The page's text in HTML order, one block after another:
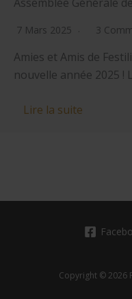
7 Mars 2025 3
Amies et Amis de
nouvelle année 2025 !
Lire la suite
Copyright © 2026